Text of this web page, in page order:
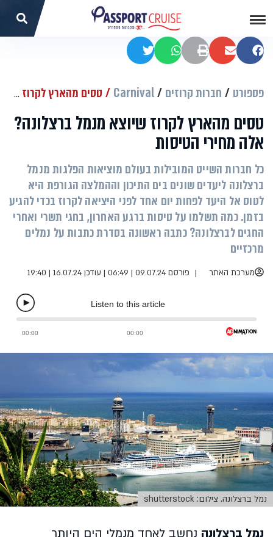
שתפו בפייסבוק
שתפו במיילהדפסהשתפו בוואטסאפשתפו בטוויטר
פספורט חברות קרוזים Carnival טסים מהארץ לקרוז שיוצא מנמל ברצלונה? אלה מחירי הטיסות
טסים מהארץ לקרוז שיוצא מנמל ברצלונה?
אלה מחירי הטיסות
כל חברות השייט המובילות בעולם מוציאות הפלגות מנמל
ברצלונה ליעדים שונים בים התיכון וההמלצה הגורפת היא
לטוס אל היעד לפחות יום אחד לפני היציאה לקרוז בכדי להגיע
בזמן. כמה תשלמו על טיסות ברגע האחרון, בחגי תשרי ואחרי
החגים לברצלונה? כתבה ראשונה בסדרת כתבות על נמלים
מרכזיים
מערכת האתר פורסם 09.07.24 | 06:49 | עודכן 16.07.24 | 19:40
נמל ברצלונה. צילום: shutterstock
נמל ברצלונה נחשב לאחד מנמלי הים היותר